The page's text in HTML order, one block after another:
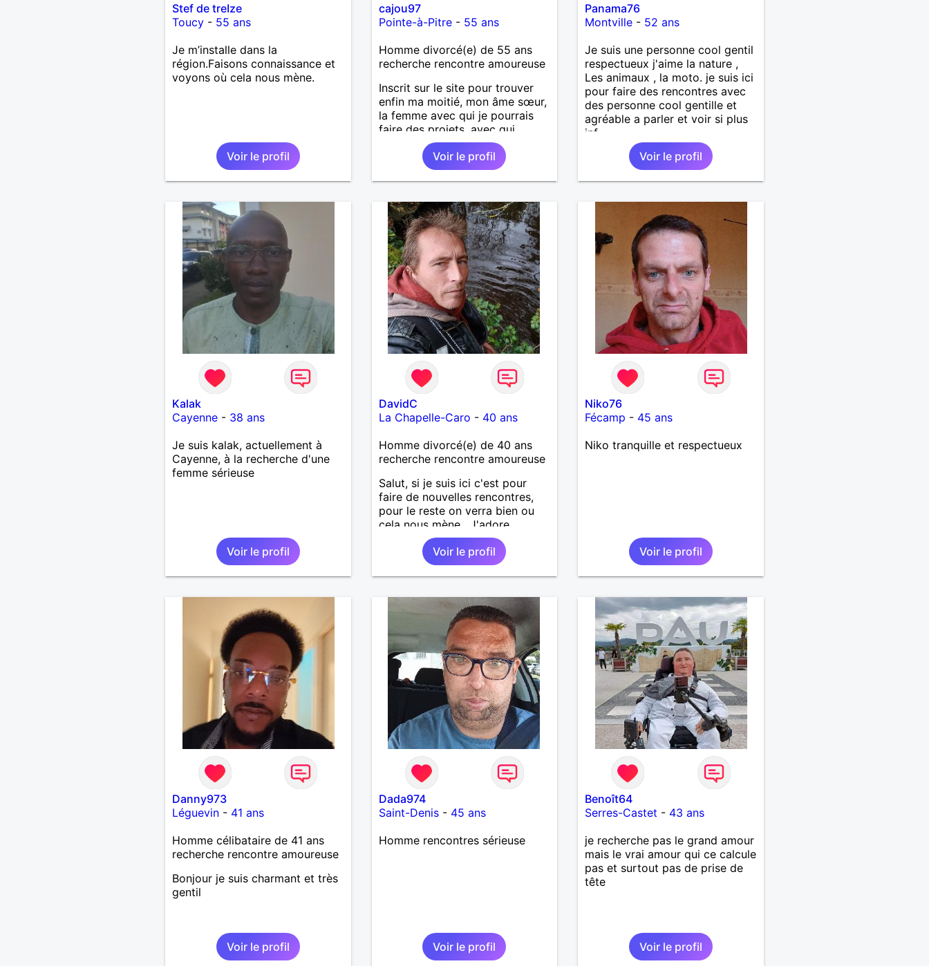
Stef de treIze
Toucy- 55 ans
Je m’installe dans la
région.Faisons connaissance et
voyons où cela nous mène.
Voir le profil
cajou97
Pointe-à-Pitre- 55 ans
Homme divorcé(e) de 55 ans
recherche rencontre amoureuse
Inscrit sur le site pour trouver
enfin ma moitié, mon âme sœur,
la femme avec qui je pourrais
faire des projets, avec qui
j'aurais envie de faire des
projets, des sorties, des
voyages et beaucoup d'autres
choses.
Voir le profil
Panama76
Montville - 52 ans
Je suis une personne cool gentil
respectueux j'aime la nature ,
Les animaux , la moto. je suis ici
pour faire des rencontres avec
des personne cool gentille et
agréable a parler et voir si plus
inf
Voir le profil
Kalak
Cayenne- 38 ans
Je suis kalak, actuellement à
Cayenne, à la recherche d'une
femme sérieuse
Voir le profil
DavidC
La Chapelle-Caro - 40 ans
Homme divorcé(e) de 40 ans
recherche rencontre amoureuse
Salut, si je suis ici c'est pour
faire de nouvelles rencontres,
pour le reste on verra bien ou
cela nous mène . J'adore
découvrir de nouvelles choses ,
alors si vous voulez m'initier à
l'une de vos activités je suis
partant.
Voir le profil
Niko76
Fécamp - 45 ans
Niko tranquille et respectueux
Voir le profil
Danny973
Léguevin- 41 ans
Homme célibataire de 41 ans
recherche rencontre amoureuse
Bonjour je suis charmant et très
gentil
Voir le profil
Dada974
Saint-Denis- 45 ans
Homme rencontres sérieuse
Voir le profil
Benoît64
Serres-Castet - 43 ans
je recherche pas le grand amour
mais le vrai amour qui ce calcule
pas et surtout pas de prise de
tête
Voir le profil